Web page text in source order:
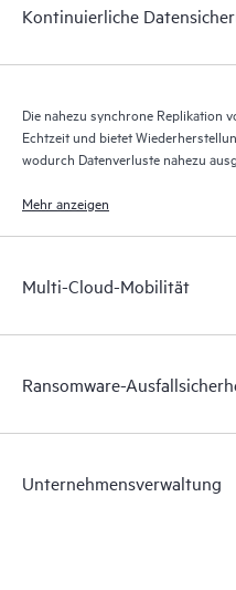
Kontinuierliche
Die nahezu synchrone Replikation
Echtzeit und bietet
wodurch Datenverluste nahezu
Tausende von
Mehr anzeigen
Multi-Cloud-Mobilität
Ransomware-
Unternehmensverwaltung